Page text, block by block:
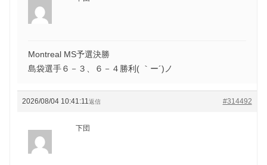
Montreal MS予選決勝
島袋選手６－３、６－４勝利( ｀ー´)ノ
2026/08/04 10:41:11 #314492
返信
下団